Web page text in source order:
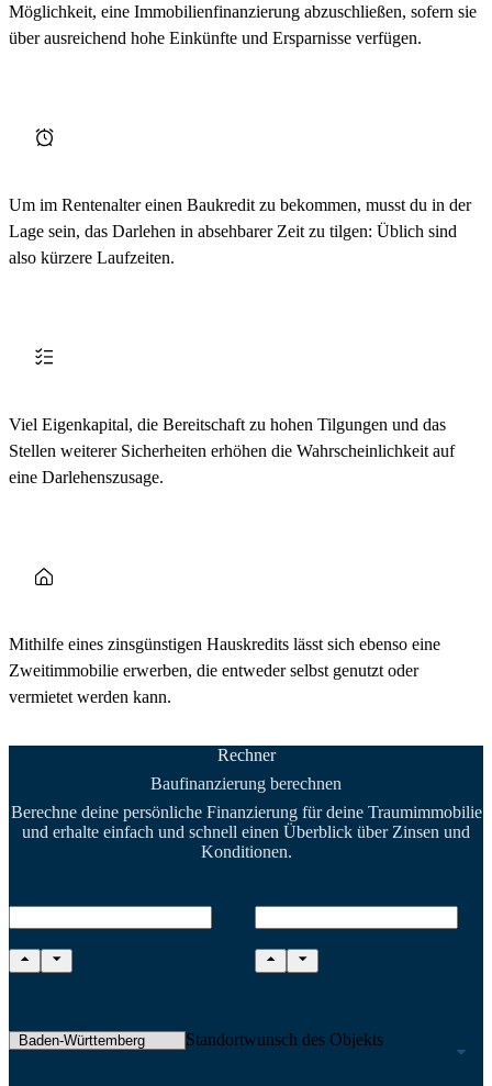
Möglichkeit, eine Immobilienfinanzierung abzuschließen, sofern sie
über ausreichend hohe Einkünfte und Ersparnisse verfügen.
Um im Rentenalter einen Baukredit zu bekommen, musst du in der
Lage sein, das Darlehen in absehbarer Zeit zu tilgen: Üblich sind
also kürzere Laufzeiten.
Viel Eigenkapital, die Bereitschaft zu hohen Tilgungen und das
Stellen weiterer Sicherheiten erhöhen die Wahrscheinlichkeit auf
eine Darlehenszusage.
Mithilfe eines zinsgünstigen Hauskredits lässt sich ebenso eine
Zweitimmobilie erwerben, die entweder selbst genutzt oder
vermietet werden kann.
Rechner
Baufinanzierung berechnen
Berechne deine persönliche Finanzierung für deine Traumimmobilie
und erhalte einfach und schnell einen Überblick über Zinsen und
Konditionen.
Standortwunsch des Objekts